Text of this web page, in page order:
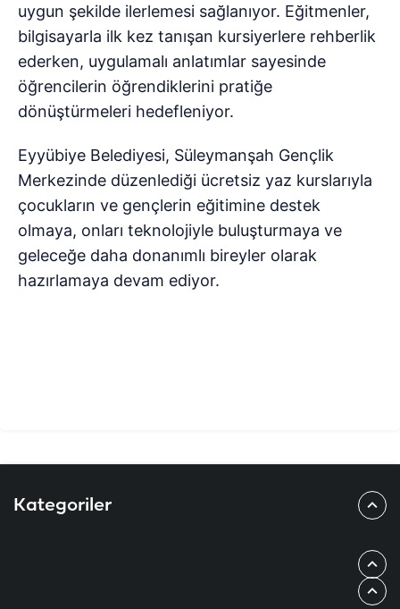
uygun şekilde ilerlemesi sağlanıyor. Eğitmenler,
bilgisayarla ilk kez tanışan kursiyerlere rehberlik
ederken, uygulamalı anlatımlar sayesinde
öğrencilerin öğrendiklerini pratiğe
dönüştürmeleri hedefleniyor.
Eyyübiye Belediyesi, Süleymanşah Gençlik
Merkezinde düzenlediği ücretsiz yaz kurslarıyla
çocukların ve gençlerin eğitimine destek
olmaya, onları teknolojiyle buluşturmaya ve
geleceğe daha donanımlı bireyler olarak
hazırlamaya devam ediyor.
Kategoriler